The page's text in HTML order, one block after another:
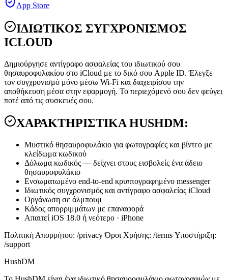
App Store
ΙΔΙΩΤΙΚΟΣ ΣΥΓΧΡΟΝΙΣΜΟΣ
ICLOUD
Δημιούργησε αντίγραφο ασφαλείας του ιδιωτικού σου
θησαυροφυλακίου στο iCloud με το δικό σου Apple ID. Έλεγξε
τον συγχρονισμό μόνο μέσω Wi-Fi και διαχειρίσου την
αποθήκευση μέσα στην εφαρμογή. Το περιεχόμενό σου δεν φεύγει
ποτέ από τις συσκευές σου.
ΧΑΡΑΚΤΗΡΙΣΤΙΚΑ HUSHDM:
Μυστικό θησαυροφυλάκιο για φωτογραφίες και βίντεο με
κλείδωμα κωδικού
Δόλωμα κωδικός — δείχνει στους εισβολείς ένα άδειο
θησαυροφυλάκιο
Ενσωματωμένο end-to-end κρυπτογραφημένο messenger
Ιδιωτικός συγχρονισμός και αντίγραφο ασφαλείας iCloud
Οργάνωση σε άλμπουμ
Κάδος απορριμμάτων με επαναφορά
Απαιτεί iOS 18.0 ή νεότερο · iPhone
Πολιτική Απορρήτου: /privacy Όροι Χρήσης: /terms Υποστήριξη:
/support
HushDM